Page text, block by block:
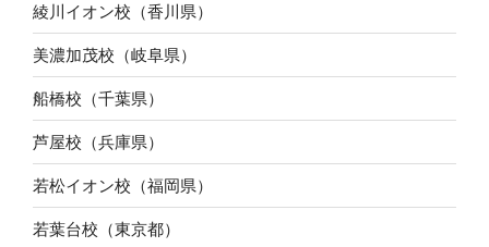
綾川イオン校（香川県）
美濃加茂校（岐阜県）
船橋校（千葉県）
芦屋校（兵庫県）
若松イオン校（福岡県）
若葉台校（東京都）